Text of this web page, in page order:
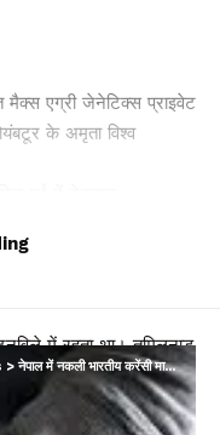
मैक्स एग्री जेनेटिक्स प्राइवेट
के अमृता विश्व
लेकिन उसने कहा कि वह दो
में रहता था। तमिलनाडु
फारूक शेख के पिता मस्तान
थे। “वह अपनी एमएस की
>नेपाल में नकली भारतीय करेंसी मामले में 08 लोग गिरफ्तार